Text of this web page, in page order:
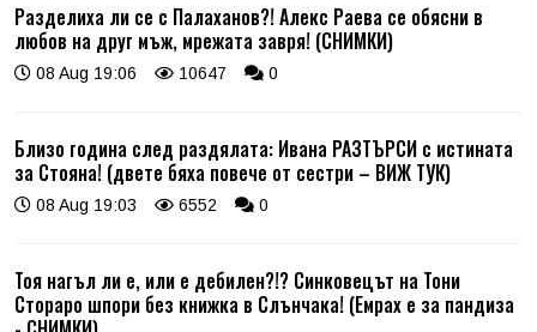
Разделиха ли се с Палаханов?! Алекс Раева се обясни в
любов на друг мъж, мрежата завря! (СНИМКИ)
08 Aug 19:06 10647 0
Близо година след раздялата: Ивана РАЗТЪРСИ с истината
за Стояна! (двете бяха повече от сестри – ВИЖ ТУК)
08 Aug 19:03 6552 0
Тоя нагъл ли е, или е дебилен?!? Синковецът на Тони
Стораро шпори без книжка в Слънчака! (Емрах е за пандиза